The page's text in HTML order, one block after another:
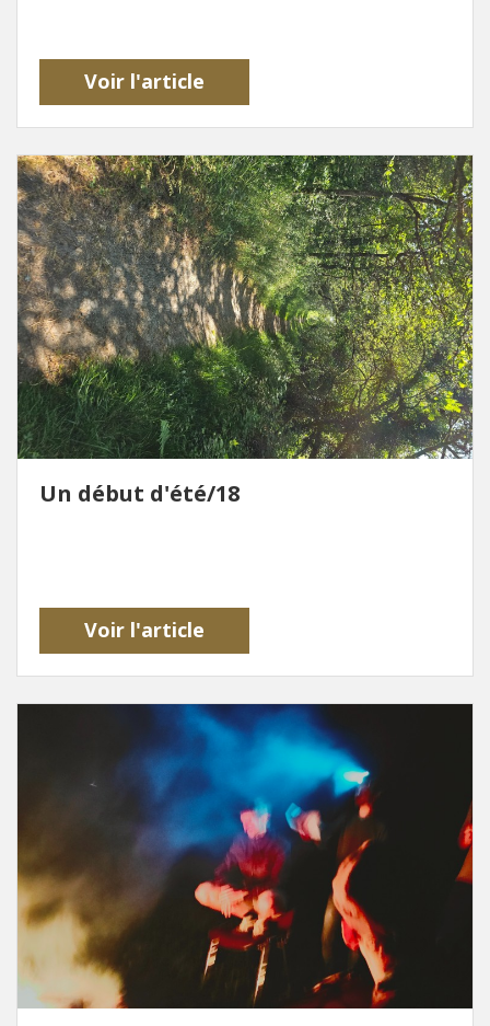
Voir l'article
Un début d'été/18
Voir l'article